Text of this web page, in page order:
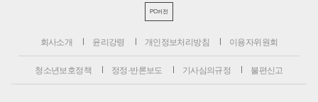
PC버전
회사소개 윤리강령 개인정보처리방침 이용자위원회
청소년보호정책 정정·반론보도 기사심의규정 불편신고